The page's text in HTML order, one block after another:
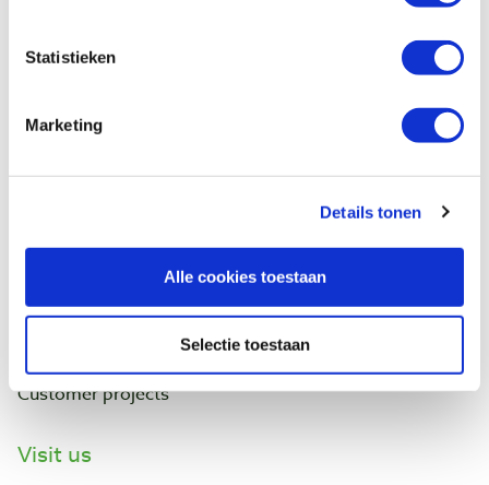
Statistieken
Marketing
Details tonen
Alle cookies toestaan
Selectie toestaan
Return
Our shop
Ontdek IJsseloord 1
NOEST
About us
Links and addresses
Customer projects
Visit us